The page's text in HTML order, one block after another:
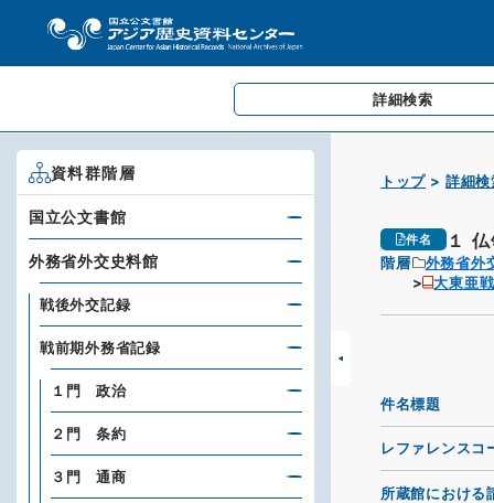
詳細検索
トップ 詳細検
件名 １
階層
外務省外
大東亜
件名標題
レファレンスコ
所蔵館における
資料群階層
国立公文書館
外務省外交史料館
戦後外交記録
戦前期外務省記録
１門 政治
２門 条約
３門 通商